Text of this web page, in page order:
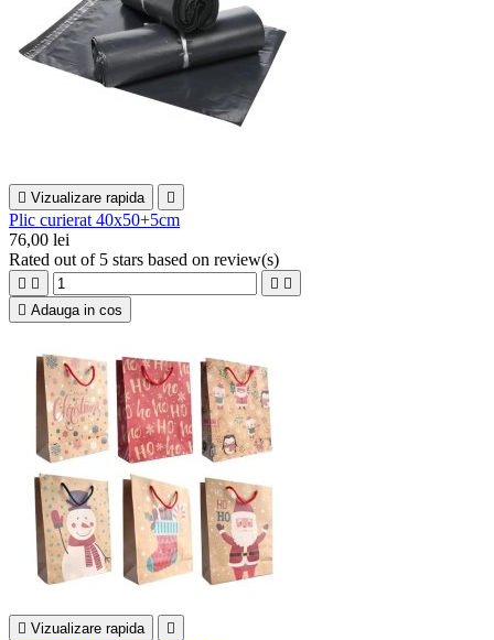
 Vizualizare rapida 
Plic curierat 40x50+5cm
76,00 lei
Rated out of 5 stars based on review(s)
   
 Adauga in cos
 Vizualizare rapida 